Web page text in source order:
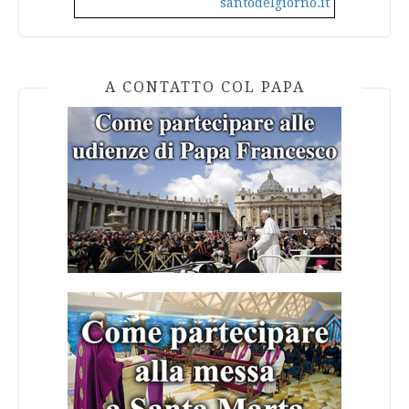
A CONTATTO COL PAPA